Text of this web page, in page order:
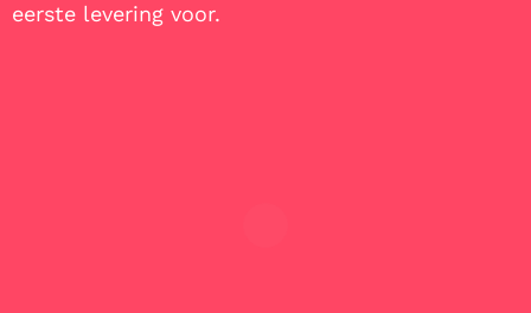
eerste levering voor.